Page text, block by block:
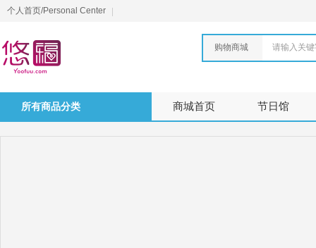
个人首页/Personal Center
购物商城 请输入关
所有商品分类 商城首页 节日馆